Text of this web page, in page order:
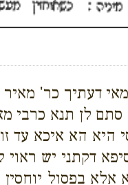
דעתיך כר' מאיר
לן תנא כרבי
היא הא איכא עד
דקתני יש ראוי
אלא בפסול